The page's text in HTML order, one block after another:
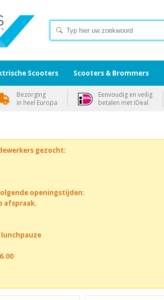
gezocht:
openingstijden:
afspraak.
lunchpauze
Scooters Scooters & Brommers
Bezorging
in heel Europa
Eenvoudig en veilig
betalen met iDeal